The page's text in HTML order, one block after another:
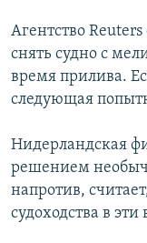
Агентство
снять судно с
время прилива.
следующая
Нидерландская
решением
напротив,
судоходства в